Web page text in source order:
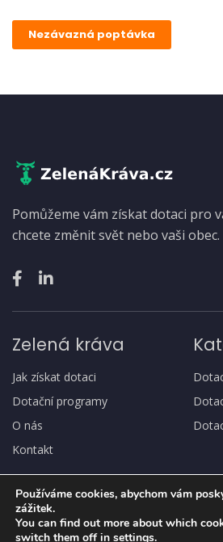
Nezávazná poptávka
Pomůžeme vám získat dotaci pro
chcete změnit svět nebo vaši obec.
Zelená kráva
Jak získat dotaci
Dotační programy
O nás
Kontakt
Používáme cookies, abychom vám
zážitek.
You can find out more about which
switch them off in settings.